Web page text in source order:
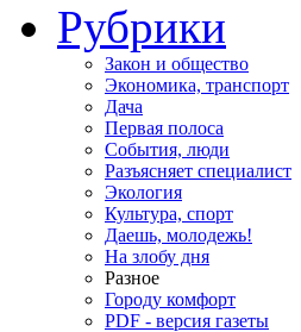
Рубрики
Закон и общество
Экономика, транспорт
Дача
Первая полоса
События, люди
Разъясняет специалист
Экология
Культура, спорт
Даешь, молодежь!
На злобу дня
Разное
Городу комфорт
PDF - версия газеты